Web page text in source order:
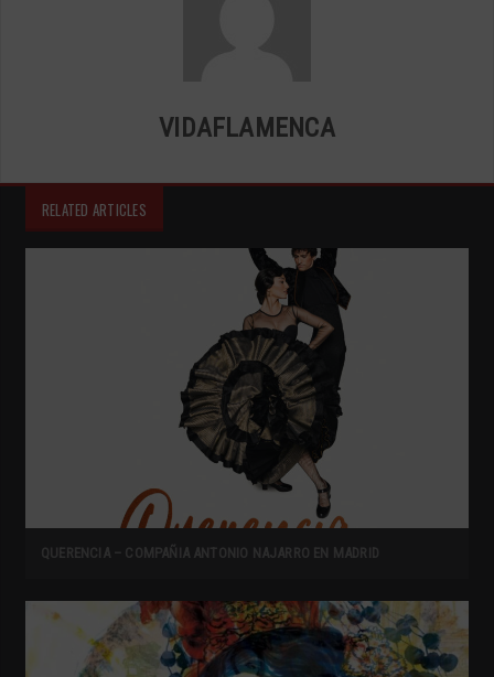
VIDAFLAMENCA
RELATED ARTICLES
QUERENCIA – COMPAÑIA ANTONIO NAJARRO EN MADRID